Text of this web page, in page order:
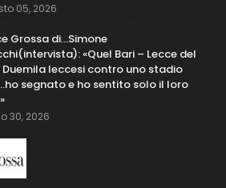
05, 2026
Grossa di…Simone
«Quel Bari – Lecce del
Duemila leccesi contro uno stadio
segnato e ho sentito solo il loro
30, 2026